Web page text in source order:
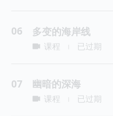
06 多变的海岸线
课程 已过期
07 幽暗的深海
课程 已过期